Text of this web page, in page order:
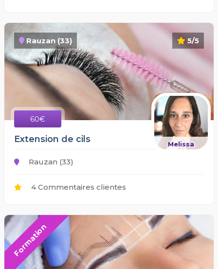
5/5
Rauzan (33)
60€
Melissa
Extension de cils
Rauzan (33)
4 Commentaires clientes
Formation